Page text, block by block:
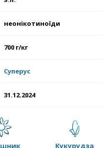
неонікотиноїди
700 г/кг
Суперус
31.12.2024
кукурудза